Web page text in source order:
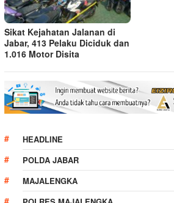
Sikat Kejahatan Jalanan di
Jabar, 413 Pelaku Diciduk dan
1.016 Motor Disita
HEADLINE
POLDA JABAR
MAJALENGKA